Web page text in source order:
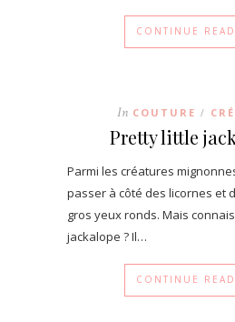
CONTINUE
In COUTURE /
Pretty little
Parmi les créatures
passer à côté des licornes et
gros yeux ronds. Mais
jackalope ? Il…
CONTINUE